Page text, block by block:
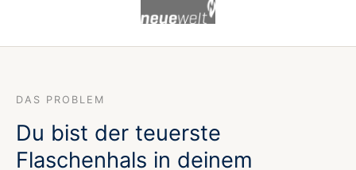
DAS PROBLEM
Du bist der teuerste
Flaschenhals in deinem